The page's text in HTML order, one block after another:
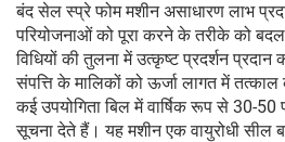
बंद सेल स्प्रे फोम मशीन असाधारण लाभ
परियोजनाओं को पूरा करने के तरीके को
विधियों की तुलना में उत्कृष्ट प्रदर्शन
संपत्ति के मालिकों को ऊर्जा लागत में
कई उपयोगिता बिल में वार्षिक रूप से 30-
सूचना देते हैं। यह मशीन एक वायुरोधी सील